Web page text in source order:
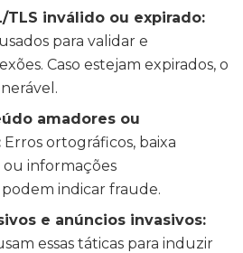
TLS inválido ou expirado:
para validar e
Caso estejam expirados, o
amadores ou
Erros ortográficos, baixa
informações
indicar fraude.
e anúncios invasivos:
essas táticas para induzir